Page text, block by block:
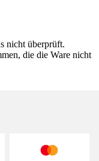
nicht überprüft.
die die Ware nicht